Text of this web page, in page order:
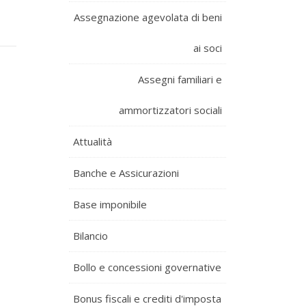
Assegnazione agevolata di beni
ai soci
Assegni familiari e
ammortizzatori sociali
Attualità
Banche e Assicurazioni
Base imponibile
Bilancio
Bollo e concessioni governative
Bonus fiscali e crediti d'imposta